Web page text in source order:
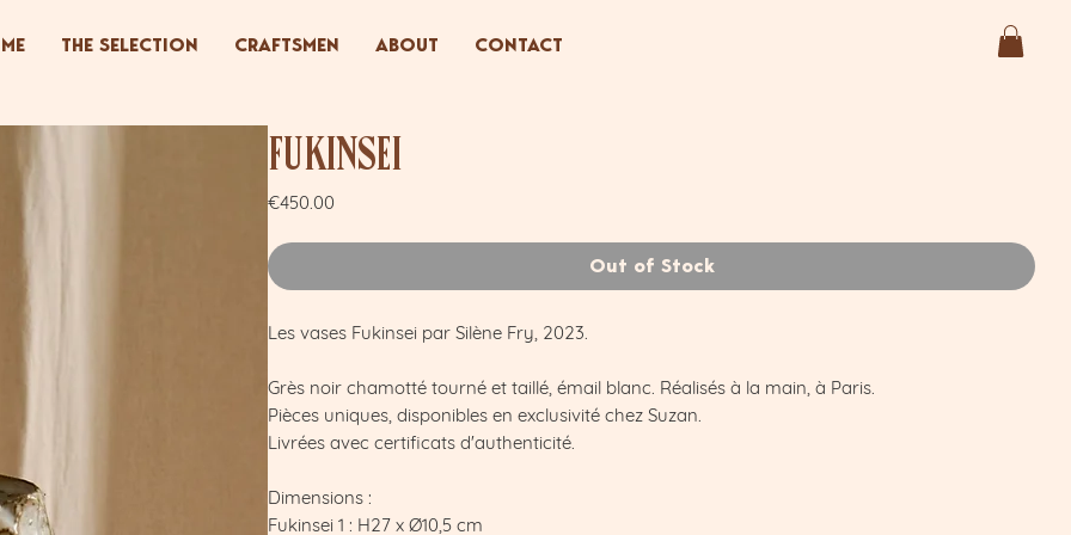
THE SELECTION CRAFTSMEN ABOUT CONTACT
Fukinsei
€450.00
Out of Stock
Les vases Fukinsei par Silène Fry, 2023.
Grès noir chamotté tourné et taillé, émail blanc. Réalisés à la main, à Paris.
Pièces uniques, disponibles en exclusivité chez Suzan.
Livrées avec certificats d'authenticité.
Dimensions :
Fukinsei 1 : H27 x Ø10,5 cm